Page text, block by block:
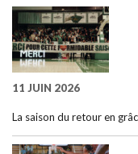
11 JUIN 2026
La saison du retour en